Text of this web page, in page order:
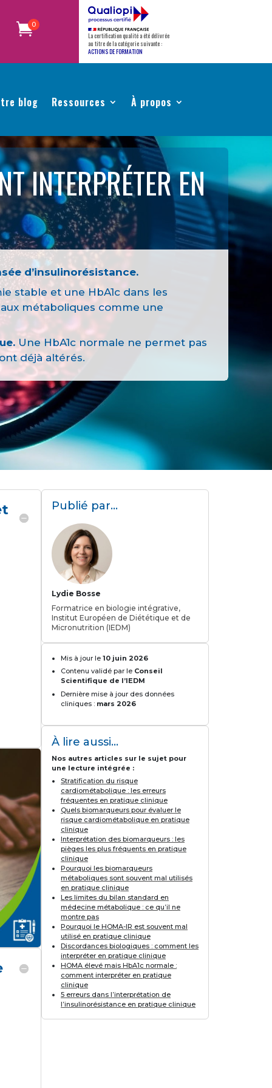
0
La certification qualité a été délivrée
au titre de la catégorie suivante :
ACTIONS DE FORMATION
blog Ressources À propos
INTERPRÉTER EN
d’insulinorésistance.
stable et une HbA1c dans les
métaboliques comme une
Une HbA1c normale ne permet pas
déjà altérés.
Publié par...
Lydie Bosse
Formatrice en biologie intégrative,
Institut Européen de Diététique et de
Micronutrition (IEDM)
Mis à jour le 10 juin 2026
Contenu validé par le Conseil
Scientifique de l’IEDM
Dernière mise à jour des données
cliniques : mars 2026
À lire aussi...
Nos autres articles sur le sujet pour
une lecture intégrée :
Stratification du risque
cardiométabolique : les erreurs
fréquentes en pratique clinique
Quels biomarqueurs pour évaluer le
risque cardiométabolique en pratique
clinique
Interprétation des biomarqueurs : les
pièges les plus fréquents en pratique
clinique
Pourquoi les biomarqueurs
métaboliques sont souvent mal utilisés
en pratique clinique
Les limites du bilan standard en
médecine métabolique : ce qu’il ne
montre pas
Pourquoi le HOMA-IR est souvent mal
utilisé en pratique clinique
Discordances biologiques : comment les
interpréter en pratique clinique
HOMA élevé mais HbA1c normale :
comment interpréter en pratique
clinique
5 erreurs dans l’interprétation de
l’insulinorésistance en pratique clinique